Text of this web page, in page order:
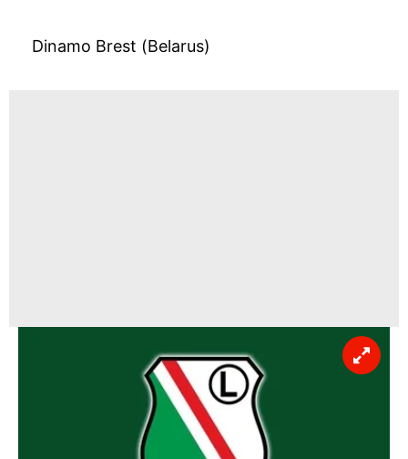
Dinamo Brest (Belarus)